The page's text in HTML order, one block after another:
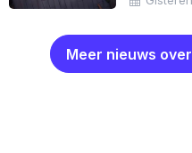
Meer nieuws